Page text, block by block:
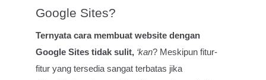
Google Sites?
Ternyata cara membuat website dengan
Google Sites tidak sulit, ‘kan? Meskipun fitur-
fitur yang tersedia sangat terbatas jika